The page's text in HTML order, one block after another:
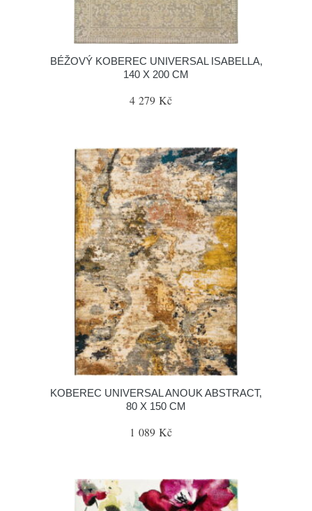
BÉŽOVÝ KOBEREC UNIVERSAL ISABELLA,
140 X 200 CM
4 279 Kč
KOBEREC UNIVERSAL ANOUK ABSTRACT,
80 X 150 CM
1 089 Kč